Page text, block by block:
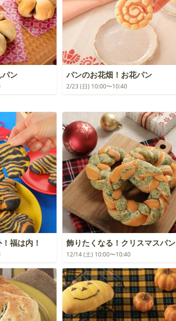
ン パンのお花畑！お花パン
2/23 (日) 10:00〜10:40
福は内！ 飾りたくなる！クリスマスパン
12/14 (土) 10:00〜10:40